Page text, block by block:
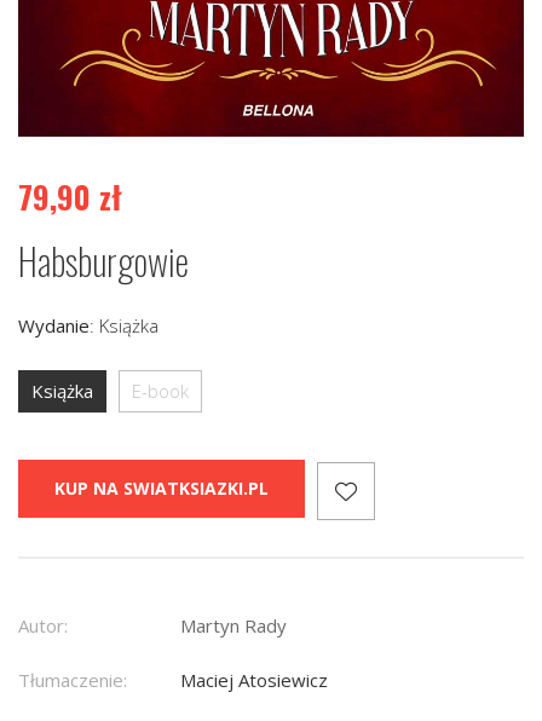
79,90 zł
Habsburgowie
Wydanie: Książka
Książka E-book
KUP NA SWIATKSIAZKI.PL
Autor: Martyn Rady
Tłumaczenie: Maciej Atosiewicz